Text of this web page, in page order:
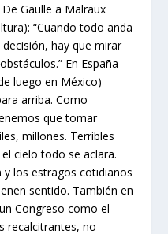
Gaulle a Malraux
“Cuando todo anda
hay que mirar
En España
luego en México)
arriba. Como
que tomar
millones. Terribles
cielo todo se aclara.
y los estragos cotidianos
sentido. También en
Congreso como el
recalcitrantes, no